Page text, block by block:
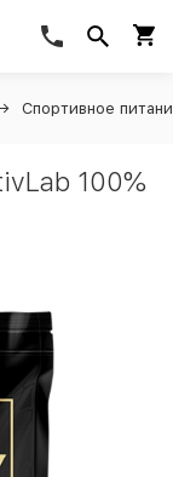
Спортивное
100%